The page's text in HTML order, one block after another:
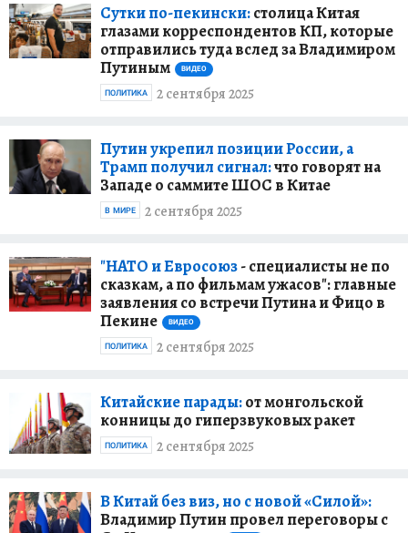
Сутки по-пекински:столица Китая
глазами корреспондентов КП, которые
отправились туда вслед за Владимиром
Путиным
ВИДЕО
2 сентября 2025
ПОЛИТИКА
Путин укрепил позиции России, а
Трамп получил сигнал:что говорят на
Западе о саммите ШОС в Китае
2 сентября 2025
В МИРЕ
"НАТО и Евросоюз- специалисты не по
сказкам, а по фильмам ужасов": главные
заявления со встречи Путина и Фицо в
Пекине
ВИДЕО
2 сентября 2025
ПОЛИТИКА
Китайские парады:от монгольской
конницы до гиперзвуковых ракет
2 сентября 2025
ПОЛИТИКА
В Китай без виз, но с новой «Силой»:
Владимир Путин провел переговоры с